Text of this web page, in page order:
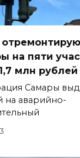
на пяти
млн рублей
Самары
на аварийно-